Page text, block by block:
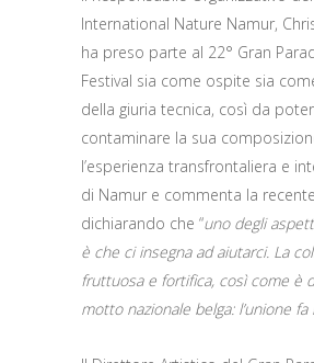
International Nature Namur,
ha preso parte al 22° Gran
Festival sia come ospite sia
della giuria tecnica, così da
contaminare la sua
l’esperienza transfrontaliera e
di Namur e commenta la
dichiarando che “uno degli
è che ci insegna ad aiutarci. La
fruttuosa e fortifica, così come è
motto nazionale belga: l’unione fa